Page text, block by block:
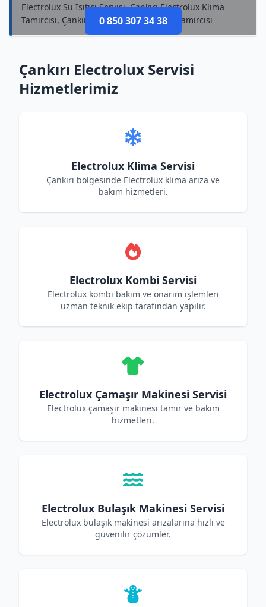
0 850 307 34 38
Electrolux Su Isıtıcı Servisi, Çankırı Electrolux Klima
Tamircisi, Çankırı Electrolux Televizyon Tamircisi
Çankırı Electrolux Servisi
Hizmetlerimiz
Electrolux Klima Servisi
Çankırı bölgesinde Electrolux klima arıza ve
bakım hizmetleri.
Electrolux Kombi Servisi
Electrolux kombi bakım ve onarım işlemleri
uzman teknik ekip tarafından yapılır.
Electrolux Çamaşır Makinesi Servisi
Electrolux çamaşır makinesi tamir ve bakım
hizmetleri.
Electrolux Bulaşık Makinesi Servisi
Electrolux bulaşık makinesi arızalarına hızlı ve
güvenilir çözümler.